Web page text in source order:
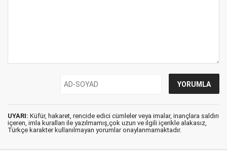
UYARI: Küfür, hakaret, rencide edici cümleler veya imalar, inançlara saldırı
içeren, imla kuralları ile yazılmamış,çok uzun ve ilgili içerikle alakasız,
Türkçe karakter kullanılmayan yorumlar onaylanmamaktadır.